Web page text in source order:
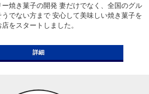
焼き菓子の開発 妻だけでなく、全国のグル
でない方まで 安心して美味しい焼き菓子を
をスタートしました。
詳細